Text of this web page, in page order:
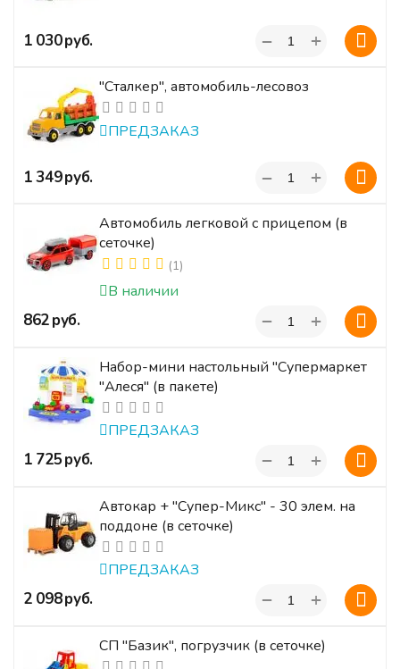
‍1 030‍руб. +
−
"Сталкер", автомобиль-лесовоз
ПРЕДЗАКАЗ
‍1 349‍руб. +
−
Автомобиль легковой с прицепом (в
сеточке)
(1)
В наличии
‍862‍руб. +
−
Набор-мини настольный "Супермаркет
"Алеся" (в пакете)
ПРЕДЗАКАЗ
‍1 725‍руб. +
−
Автокар + "Супер-Микс" - 30 элем. на
поддоне (в сеточке)
ПРЕДЗАКАЗ
‍2 098‍руб. +
−
СП "Базик", погрузчик (в сеточке)